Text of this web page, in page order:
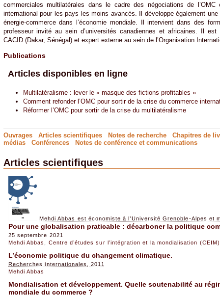
commerciales multilatérales dans le cadre des négociations de
international pour les pays les moins avancés. Il développe également une
énergie-commerce dans l’économie mondiale. Il intervient dans des
professeur invité au sein d’universités canadiennes et africaines. Il est
CACID (Dakar, Sénégal) et expert externe au sein de l’Organisation
Publications
Articles disponibles en ligne
Multilatéralisme : lever le « masque des fictions profitables »
Comment refonder l’OMC pour sortir de la crise du commerce
Réformer l’OMC pour sortir de la crise du multilatéralisme
Ouvrages Articles scientifiques Notes de recherche
Chapitres de
médias
Conférences Notes de conférenceet communications
Articles scientifiques
Mehdi Abbas est économiste à l’Université Grenoble-Alpes et
Pour une globalisation praticable : décarboner la politique
25 septembre 2021
Mehdi Abbas
Centre d’études sur l’intégration et la mondialisation (CEIM)
L’économie politique du changement climatique.
Recherches internationales, 2011
Mehdi Abbas
Mondialisation et développement. Quelle soutenabilité au
mondiale du commerce ?